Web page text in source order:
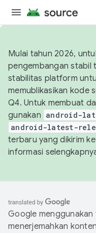
Mulai tahun 2026,
pengembangan stabil
stabilitas platform
memublikasikan kode
Q4. Untuk membuat
gunakan android-
android-latest-
terbaru yang dikirim
informasi
Google
menerjemahkan